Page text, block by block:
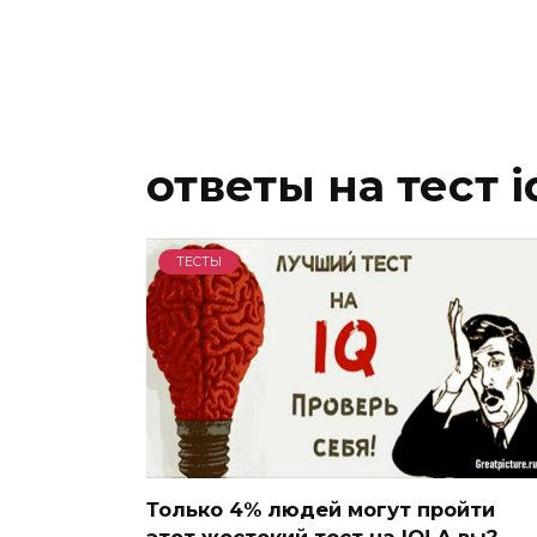
ответы на тест
ТЕСТЫ
Только 4% людей могут пройти